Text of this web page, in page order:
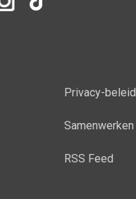
Privacy-beleid
Samenwerken
RSS Feed